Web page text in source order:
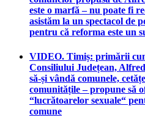
este o marfă – nu poate fi
asistăm la un spectacol de
pentru că reforma este un
VIDEO. Timiș: primării
Consiliului Județean,
să-și vândă comunele,
comunitățile – propune să
“lucrătoarelor sexuale“
comune